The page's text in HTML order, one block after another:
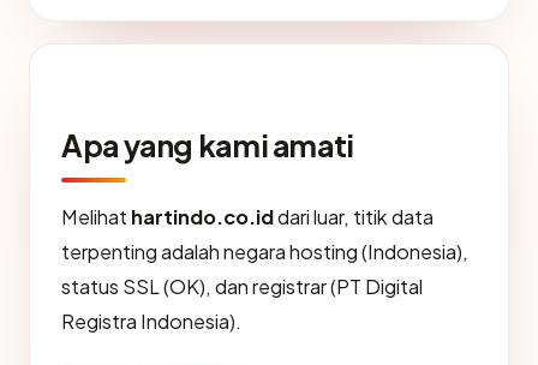
Apa yang kami amati
Melihat hartindo.co.iddari luar, titik data
terpenting adalah negara hosting (Indonesia),
status SSL (OK), dan registrar (PT Digital
Registra Indonesia).